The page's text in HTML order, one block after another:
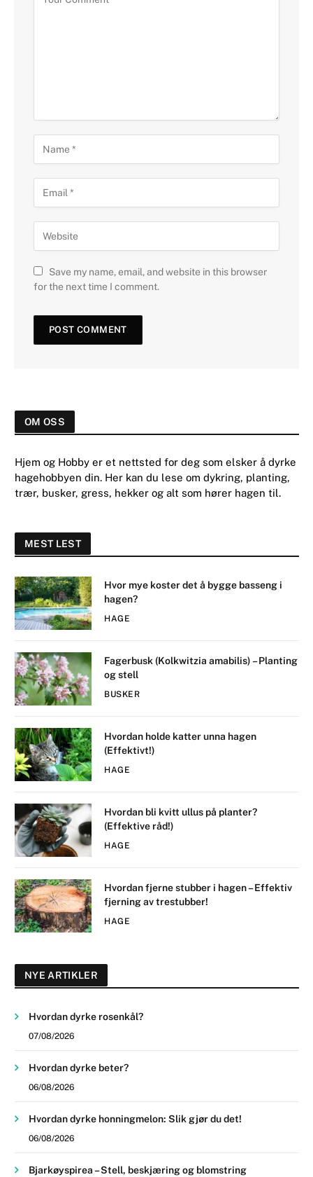
Save my name, email, and website in this browser
for the next time I comment.
OM OSS
Hjem og Hobby er et nettsted for deg som elsker å dyrke
hagehobbyen din. Her kan du lese om dykring, planting,
trær, busker, gress, hekker og alt som hører hagen til.
MEST LEST
Hvor mye koster det å bygge basseng i
hagen?
HAGE
Fagerbusk (Kolkwitzia amabilis) – Planting
og stell
BUSKER
Hvordan holde katter unna hagen
(Effektivt!)
HAGE
Hvordan bli kvitt ullus på planter?
(Effektive råd!)
HAGE
Hvordan fjerne stubber i hagen – Effektiv
fjerning av trestubber!
HAGE
NYE ARTIKLER
Hvordan dyrke rosenkål?
07/08/2026
Hvordan dyrke beter?
06/08/2026
Hvordan dyrke honningmelon: Slik gjør du det!
06/08/2026
Bjarkøyspirea – Stell, beskjæring og blomstring